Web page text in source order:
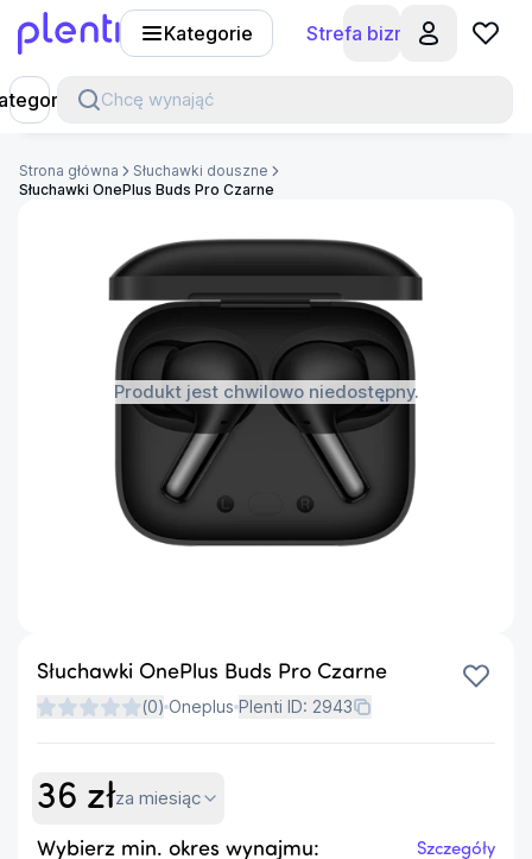
Kategorie Strefa biznesu
Chcę wynająć
Strona główna
Słuchawki douszne
Słuchawki OnePlus Buds Pro Czarne
Produkt jest chwilowo niedostępny.
Słuchawki OnePlus Buds Pro Czarne
(0) Oneplus Plenti ID: 2943
36 złza miesiąc
Wybierz min. okres wynajmu: Szczegóły